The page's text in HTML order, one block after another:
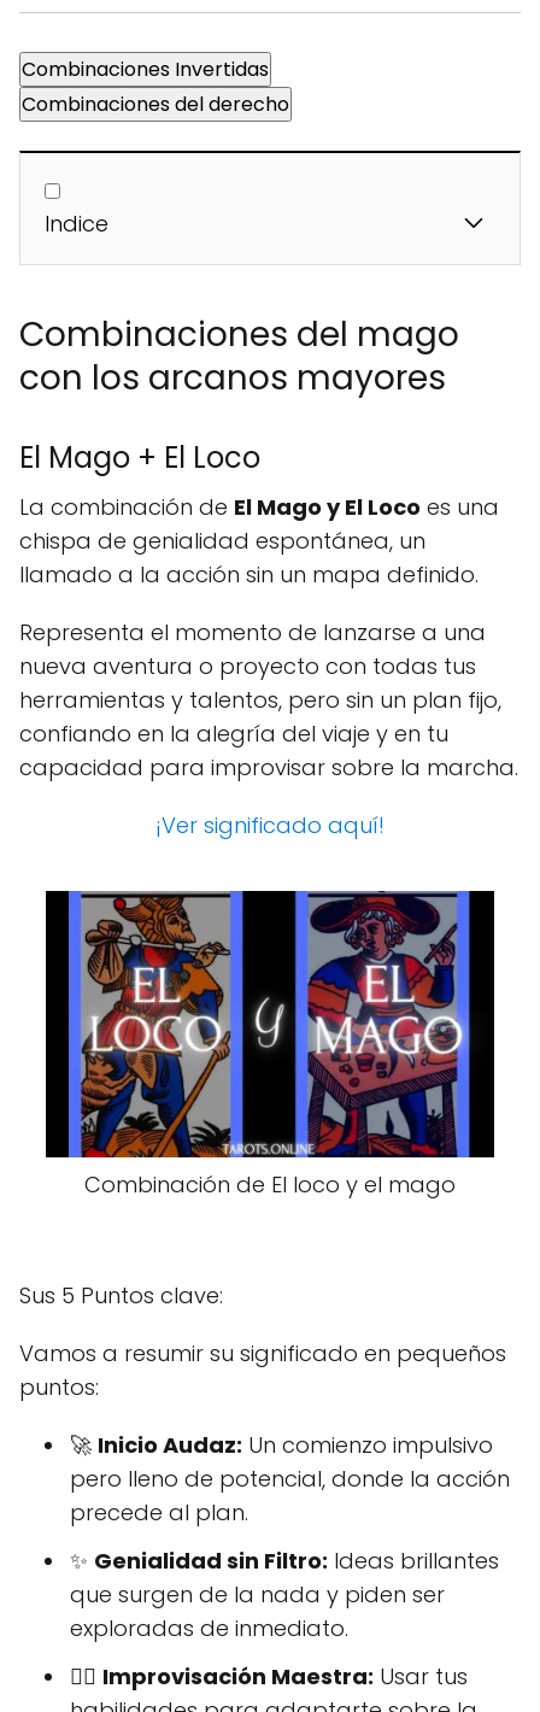
Combinaciones Invertidas
Combinaciones del derecho
Indice
Combinaciones del mago
con los arcanos mayores
El Mago + El Loco
La combinación de El Mago y El Loco es una
chispa de genialidad espontánea, un
llamado a la acción sin un mapa definido.
Representa el momento de lanzarse a una
nueva aventura o proyecto con todas tus
herramientas y talentos, pero sin un plan fijo,
confiando en la alegría del viaje y en tu
capacidad para improvisar sobre la marcha.
¡Ver significado aquí!
Combinación de El loco y el mago
Sus 5 Puntos clave:
Vamos a resumir su significado en pequeños
puntos:
🚀 Inicio Audaz: Un comienzo impulsivo
pero lleno de potencial, donde la acción
precede al plan.
✨ Genialidad sin Filtro: Ideas brillantes
que surgen de la nada y piden ser
exploradas de inmediato.
🤸‍♂️ Improvisación Maestra: Usar tus